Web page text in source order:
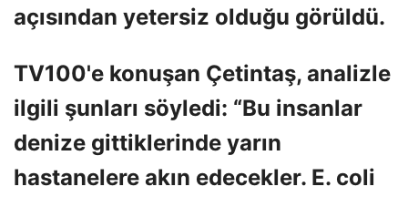
açısından yetersiz olduğu görüldü.
TV100'e konuşan Çetintaş, analizle
ilgili şunları söyledi: “Bu insanlar
denize gittiklerinde yarın
hastanelere akın edecekler. E. coli